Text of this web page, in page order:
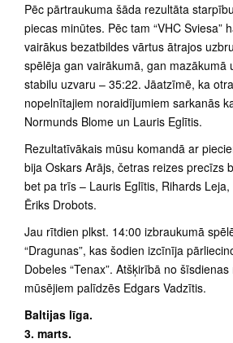
Pēc pārtraukuma šāda rezultāta
piecas minūtes. Pēc tam “VHC Sviesa”
vairākus bezatbildes vārtus ātrajos
spēlēja gan vairākumā, gan mazākumā
stabilu uzvaru – 35:22. Jāatzīmē, ka
nopelnītajiem noraidījumiem sarkanās
Normunds Blome un Lauris Eglītis.
Rezultatīvākais mūsu komandā ar
bija Oskars Arājs, četras reizes precīzs
bet pa trīs – Lauris Eglītis, Rihards
Ēriks Drobots.
Jau rītdien plkst. 14:00 izbraukumā
“Dragunas”, kas šodien izcīnīja
Dobeles “Tenax”. Atšķirībā no
mūsējiem palīdzēs Edgars Vadzītis.
Baltijas līga.
3. marts.